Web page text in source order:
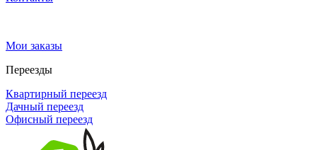
Мои заказы
Переезды
Квартирный переезд
Дачный переезд
Офисный переезд